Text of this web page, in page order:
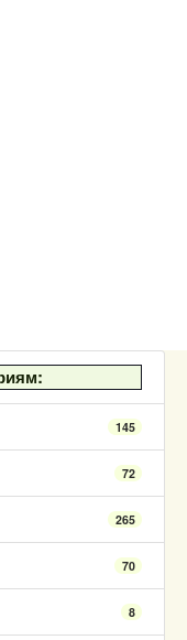
145
72
265
70
8